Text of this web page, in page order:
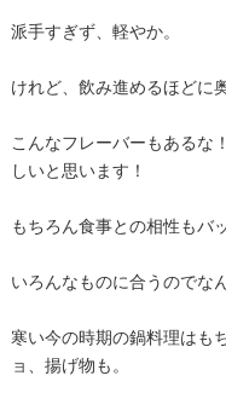
派手すぎず、軽やか。
けれど、飲み進めるほどに
こんなフレーバーもあるな
しいと思います！
もちろん食事との相性もバ
いろんなものに合うのでな
寒い今の時期の鍋料理はも
ョ、揚げ物も。